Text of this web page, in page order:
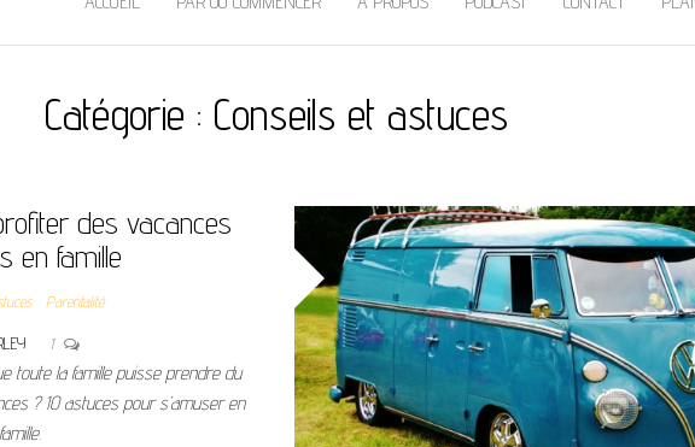
Catégorie : Conseils et astuces
des vacances
en famille
Parentalité
1
toute la famille puisse prendre du
? 10 astuces pour s’amuser en
famille.